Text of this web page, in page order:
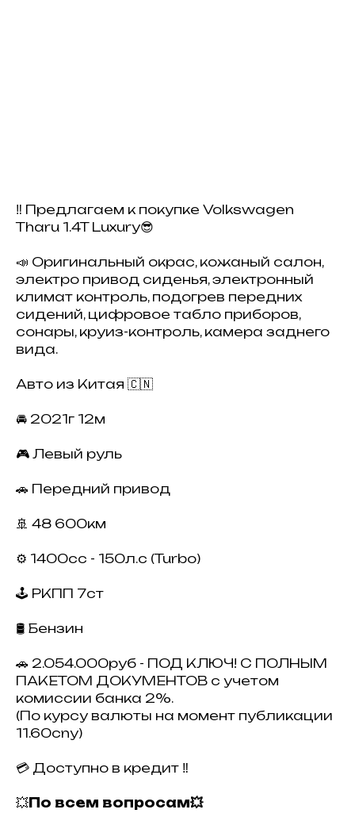
‼️ Предлагаем к покупке Volkswagen
Tharu 1.4T Luxury😎
📣 Оригинальный окрас, кожаный салон,
электро привод сиденья, электронный
климат контроль, подогрев передних
сидений, цифровое табло приборов,
сонары, круиз-контроль, камера заднего
вида.
Авто из Китая 🇨🇳
🚘 2021г 12м
🎮 Левый руль
🚗 Передний привод
🚢 48 600км
⚙️ 1400сс - 150л.с (Turbo)
🕹 РКПП 7ст
🛢 Бензин
🚗 2.054.000руб - ПОД КЛЮЧ! С ПОЛНЫМ
ПАКЕТОМ ДОКУМЕНТОВ с учетом
комиссии банка 2%.
(По курсу валюты на момент публикации
11.60cny)
💳 Доступно в кредит ‼️
💥 По всем вопросам💥